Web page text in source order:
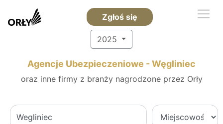
Zgłoś się
2025
Agencje Ubezpieczeniowe - Węgliniec
oraz inne firmy z branży nagrodzone przez Orły